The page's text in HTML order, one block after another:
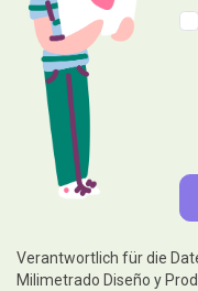
Verantwortlich für die
Milimetrado Diseño y